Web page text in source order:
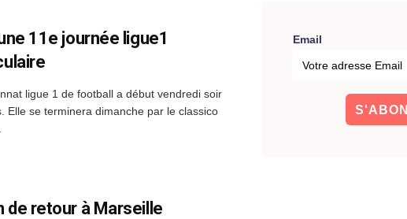
11e journée ligue1
ligue 1 de football a début vendredi soir
Elle se terminera dimanche par le classico
de retour à Marseille
Email